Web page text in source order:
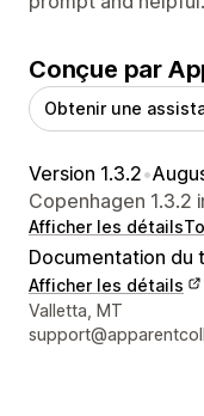
Conçue par
Obtenir une
Version 1.3.2•
Copenhagen 1.3.2
Afficher les détails
Documentation du
Afficher les détails
Coordonnées du
Valletta, MT